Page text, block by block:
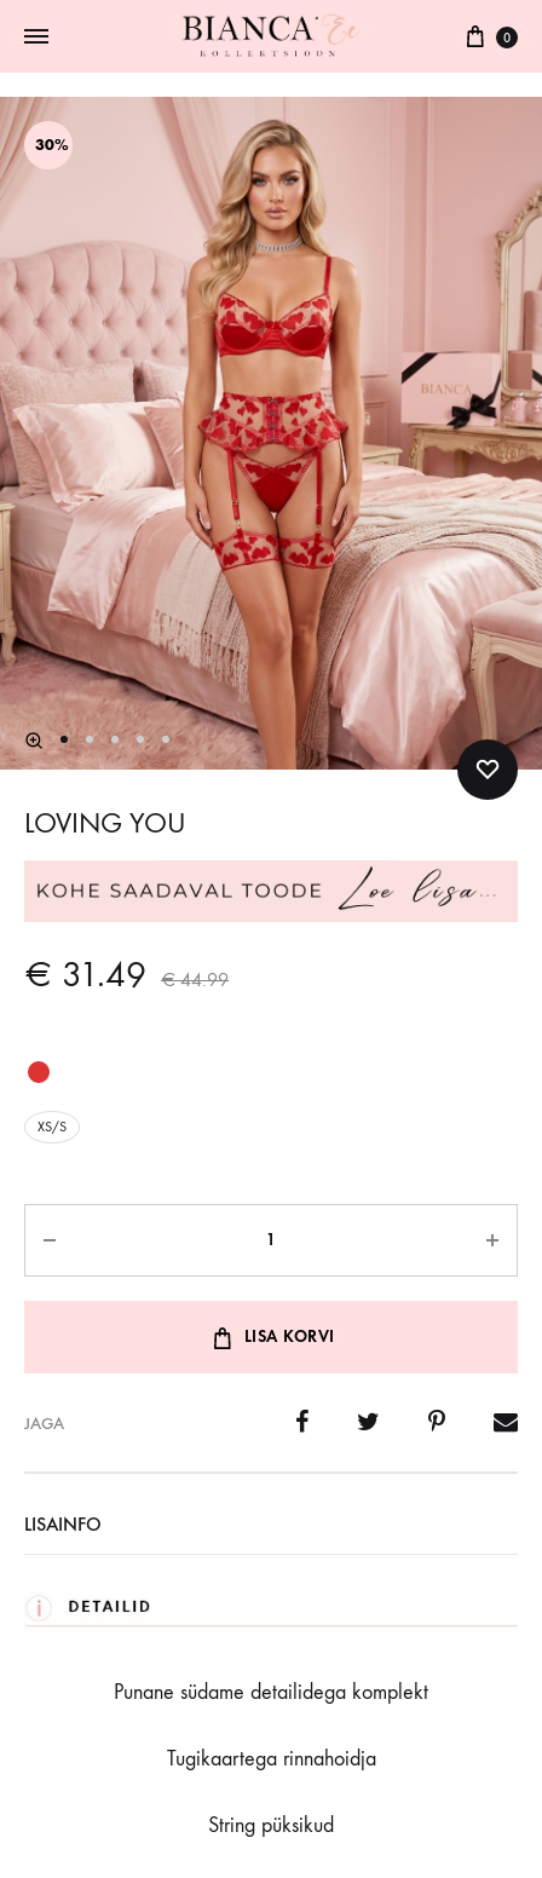
0
30%
LOVING YOU
€ 31.49 €44.99
XS/S
LISA KORVI
JAGA
LISAINFO
Punane südame detailidega komplekt
Tugikaartega rinnahoidja
String püksikud